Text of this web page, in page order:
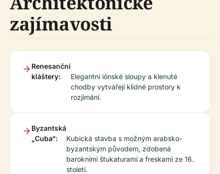
zajímavosti
Renesanční
kláštery:
Elegantní iónské sloupy a klenuté
chodby vytvářejí klidné prostory k
rozjímání.
Byzantská
„Cuba“:
Kubická stavba s možným arabsko-
byzantským původem, zdobená
barokními štukaturami a freskami ze 16.
století.